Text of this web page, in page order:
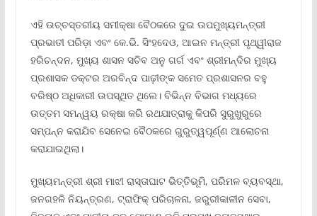
ଏହି ଉଚ୍ଚସ୍ତରୀୟ ସମୀକ୍ଷା ବୈଠକରେ ଦୁଇ ଉପମୁଖ୍ୟମନ୍ତ୍ରୀ
ପ୍ରଭାତୀ ପରିଡ଼ା ଏବଂ କେ.ଭି. ସିଂହଦେଓ, ଆଇନ ମନ୍ତ୍ରୀ ପୃଥ୍ୱୀରାଜ
ହରିଚନ୍ଦନ, ମୁଖ୍ୟ ଶାସନ ସଚିବ ଅନୁ ଗର୍ଗ ଏବଂ ଶ୍ରୀମନ୍ଦିର ମୁଖ୍ୟ
ପ୍ରଶାସକ ଡକ୍ଟର ଅରବିନ୍ଦ ପାଢ଼ୀଙ୍କ ସମେତ ପ୍ରଶାସନର ବହୁ
ବରିଷ୍ଠ ଅଧିକାରୀ ଉପସ୍ଥିତ ଥିଲେ। ବିଭିନ୍ନ ବିଭାଗ ମଧ୍ୟରେ
ଉତ୍ତମ ସମନ୍ୱୟ ରକ୍ଷା କରି ରଥଯାତ୍ରାକୁ କିପରି ସୁରୁଖୁରୁରେ
ସମ୍ପନ୍ନ କରାଯିବ ସେନେଇ ବୈଠକରେ ଗୁରୁତ୍ୱପୂର୍ଣ୍ଣ ଆଲୋଚନା
କରାଯାଇଥିଲା।
ମୁଖ୍ୟମନ୍ତ୍ରୀ ଶ୍ରୀ ମାଝୀ ରାସ୍ତାଘାଟ ଭିତ୍ତିଭୂମି, ପରିମଳ ବ୍ୟବସ୍ଥା,
ଜନଗହଳି ନିୟନ୍ତ୍ରଣ, ଟ୍ରାଫିକ୍ ପରିଚାଳନା, ଜରୁରୀକାଳୀନ ସେବା,